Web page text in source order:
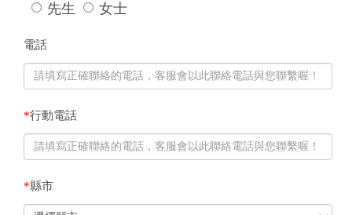
先生 女士
電話
*行動電話
*縣市